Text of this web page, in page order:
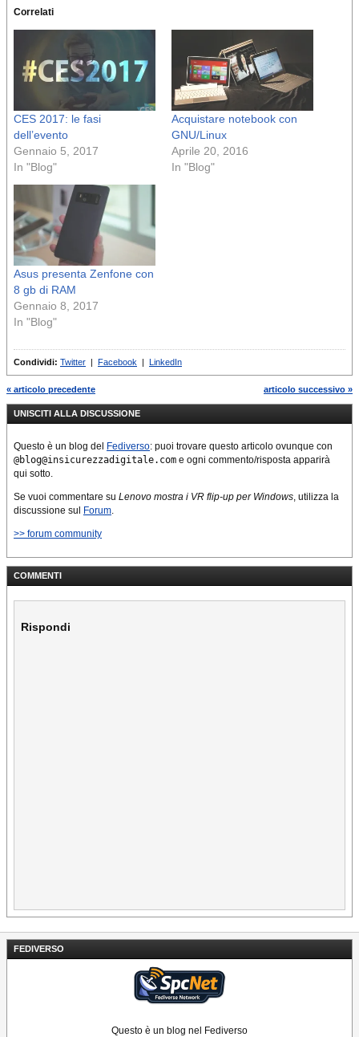
FEDIVERSO
Questo è un blog nel Fediverso
Correlati
CES 2017: le fasi
dell’evento
Gennaio 5, 2017
In "Blog"
Acquistare notebook con
GNU/Linux
Aprile 20, 2016
In "Blog"
Asus presenta Zenfone con
8 gb di RAM
Gennaio 8, 2017
In "Blog"
Condividi: Twitter | Facebook | LinkedIn
« articolo precedente articolo successivo »
UNISCITI ALLA DISCUSSIONE
Questo è un blog del Fediverso: puoi trovare questo articolo ovunque con
@blog@insicurezzadigitale.com e ogni commento/risposta apparirà
qui sotto.
Se vuoi commentare su Lenovo mostra i VR flip-up per Windows, utilizza la
discussione sul
Forum.
>> forum community
COMMENTI
Rispondi